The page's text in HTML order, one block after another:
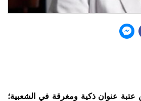
عنوان ذكية ومغرقة في الشعبية؛